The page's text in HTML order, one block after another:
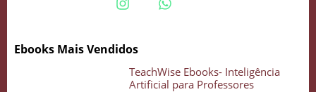
Ebooks Mais Vendidos
TeachWise Ebooks- Inteligência
Artificial para Professores